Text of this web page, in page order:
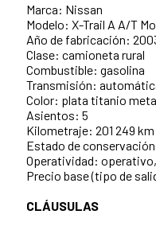
Marca: Nissan
Modelo: X-Trail A A/T
Año de fabricación:
Clase: camioneta rural
Combustible: gasolina
Transmisión:
Color: plata titanio
Asientos: 5
Kilometraje: 201 249 km
Estado de
Operatividad:
Precio base (tipo de
CLÁUSULAS